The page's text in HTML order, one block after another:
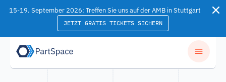
Skip to content
15-19. September 2026: Treffen Sie uns auf der AMB in Stuttgart
JETZT GRATIS TICKETS SICHERN